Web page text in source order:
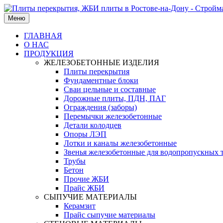
Меню
ГЛАВНАЯ
О НАС
ПРОДУКЦИЯ
ЖЕЛЕЗОБЕТОННЫЕ ИЗДЕЛИЯ
Плиты перекрытия
Фундаментные блоки
Сваи цельные и составные
Дорожные плиты, ПДН, ПАГ
Ограждения (заборы)
Перемычки железобетонные
Детали колодцев
Опоры ЛЭП
Лотки и каналы железобетонные
Звенья железобетонные для водопропускных
Трубы
Бетон
Прочие ЖБИ
Прайс ЖБИ
СЫПУЧИЕ МАТЕРИАЛЫ
Керамзит
Прайс сыпучие материалы